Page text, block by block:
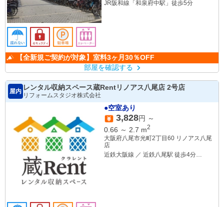
JR阪和線「和泉府中駅」徒歩5分
【全新規ご契約が対象】室料3ヶ月30％OFF
部屋を確認する
屋内
レンタル収納スペース蔵Rentリノアス八尾店 2号店
リフォームスタジオ株式会社
●空室あり
3,828円 ～
0.66 ～ 2.7 m2
大阪府八尾市光町2丁目60 リノアス八尾
店
近鉄大阪線 ／ 近鉄八尾駅 徒歩4分